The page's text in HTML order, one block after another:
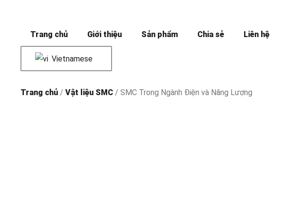
Trang chủ Giới thiệu Sản phẩm Chia sẻ Liên hệ
Vietnamese
Trang chủ / Vật liệu SMC / SMC Trong Ngành Điện và Năng Lượng